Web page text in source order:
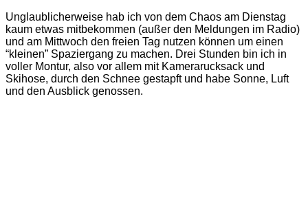
Unglaublicherweise hab ich von dem Chaos am Dienstag
kaum etwas mitbekommen (außer den Meldungen im Radio)
und am Mittwoch den freien Tag nutzen können um einen
“kleinen” Spaziergang zu machen. Drei Stunden bin ich in
voller Montur, also vor allem mit Kamerarucksack und
Skihose, durch den Schnee gestapft und habe Sonne, Luft
und den Ausblick genossen.